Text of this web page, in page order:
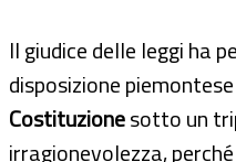
Il giudice delle leggi ha
disposizione piemontese
Costituzionesotto un
irragionevolezza,